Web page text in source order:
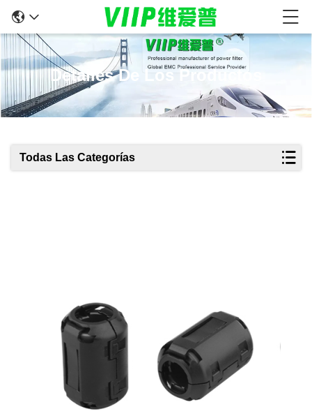
Detalles De Los Productos
Todas Las Categorías